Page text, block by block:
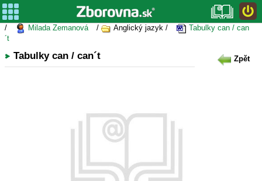
/ Milada Zemanová / Anglický jazyk /
Tabulky can / can
´t
Tabulky can / can´t Zpět